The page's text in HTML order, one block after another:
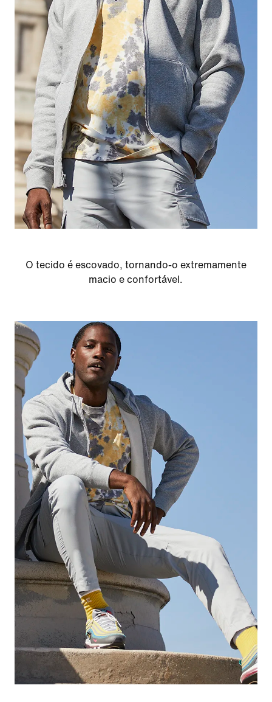
O tecido é escovado, tornando-o extremamente
macio e confortável.